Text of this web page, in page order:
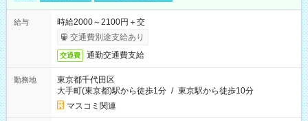
給与
時給2000～2100円＋交
交通費別途支給あり
交通費 通勤交通費支給
勤務地
東京都千代田区
大手町(東京都)駅から徒歩1分 / 東京駅から徒歩10分
マスコミ関連